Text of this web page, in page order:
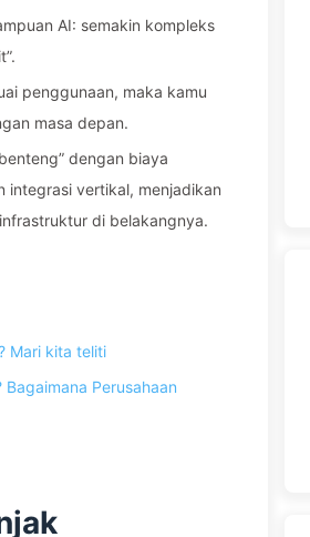
AI: semakin kompleks
penggunaan, maka kamu
masa depan.
dengan biaya
vertikal, menjadikan
di belakangnya.
Mari kita teliti
Perusahaan